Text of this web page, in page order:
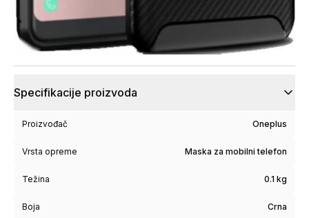
Specifikacije proizvoda
Proizvođač Oneplus
Vrsta opreme Maska za mobilni telefon
Težina 0.1 kg
Boja Crna